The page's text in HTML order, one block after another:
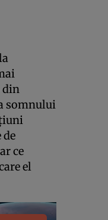
din
somnului
de
ce
el